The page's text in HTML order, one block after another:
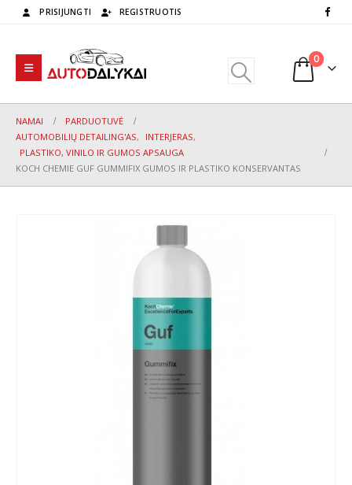
PRISIJUNGTI REGISTRUOTIS
0
NAMAI
PARDUOTUVĖ
AUTOMOBILIŲ DETAILING'AS, INTERJERAS,
PLASTIKO, VINILO IR GUMOS APSAUGA
KOCH CHEMIE GUF GUMMIFIX GUMOS IR PLASTIKO KONSERVANTAS